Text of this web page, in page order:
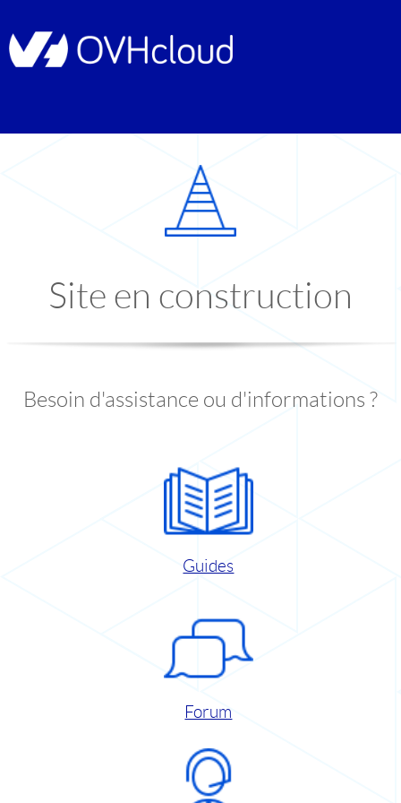
Site en construction
Besoin d'assistance ou d'informations ?
Guides
Forum